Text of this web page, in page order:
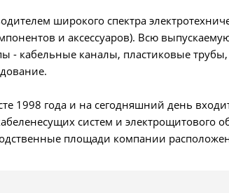
широкого спектра
и аксессуаров). Всю
- кабельные каналы, пластиковые
1998 года и на сегодняшний день
систем и электрощитового
площади компании